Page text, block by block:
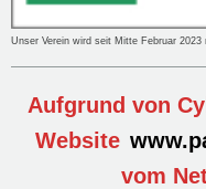
Unser Verein wird seit Mitte Februar
Aufgrund von
Website
vom